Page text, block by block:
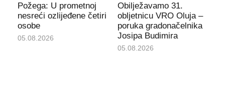
Požega: U prometnoj
nesreći ozlijeđene četiri
osobe
05.08.2026
Obilježavamo 31.
obljetnicu VRO Oluja –
poruka gradonačelnika
Josipa Budimira
05.08.2026